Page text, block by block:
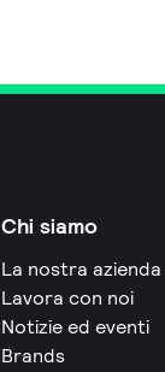
Chi siamo
La nostra azienda
Lavora con noi
Notizie ed eventi
Brands